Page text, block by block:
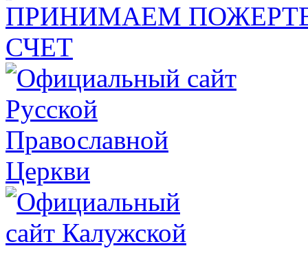
ПРИНИМАЕМ
СЧЕТ